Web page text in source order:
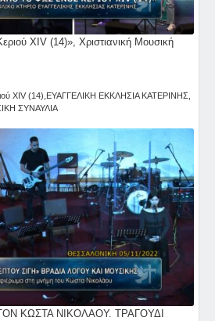
ΧΙV (14)», Χριστιανική Μουσική
ΧΙV (14) ΕΥΑΓΓΕΛΙΚΗ ΕΚΚΛΗΣΙΑ ΚΑΤΕΡΙΝΗΣ
ΣΥΝΑΥΛΙΑ
ΚΩΣΤΑ ΝΙΚΟΛΑΟΥ. ΤΡΑΓΟΥΔΙ